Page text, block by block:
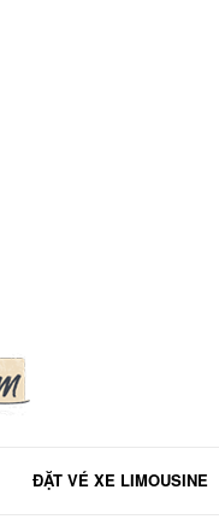
ĐẶT VÉ XE LIMOUSINE